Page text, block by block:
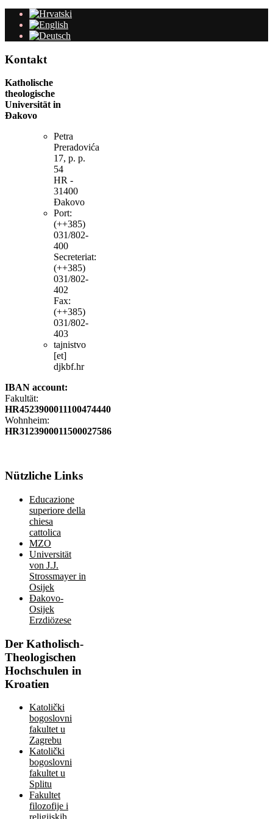
Kontakt
Katholische
theologische
Universität in
Đakovo
Petra
Preradovića
17, p. p.
54
HR -
31400
Đakovo
Port:
(++385)
031/802-
400
Secreteriat:
(++385)
031/802-
402
Fax:
(++385)
031/802-
403
tajnistvo
[et]
djkbf.hr
IBAN account:
Fakultät:
HR4523900011100474440
Wohnheim:
HR3123900011500027586
Nützliche Links
Educazione
superiore della
chiesa
cattolica
MZO
Universität
von J.J.
Strossmayer in
Osijek
Đakovo-
Osijek
Erzdiözese
Der Katholisch-
Theologischen
Hochschulen in
Kroatien
Katolički
bogoslovni
fakultet u
Zagrebu
Katolički
bogoslovni
fakultet u
Splitu
Fakultet
filozofije i